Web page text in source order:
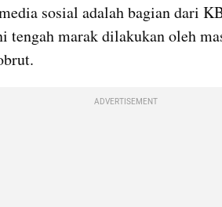
sosial adalah bagian dari
tengah marak dilakukan oleh
ADVERTISEMENT